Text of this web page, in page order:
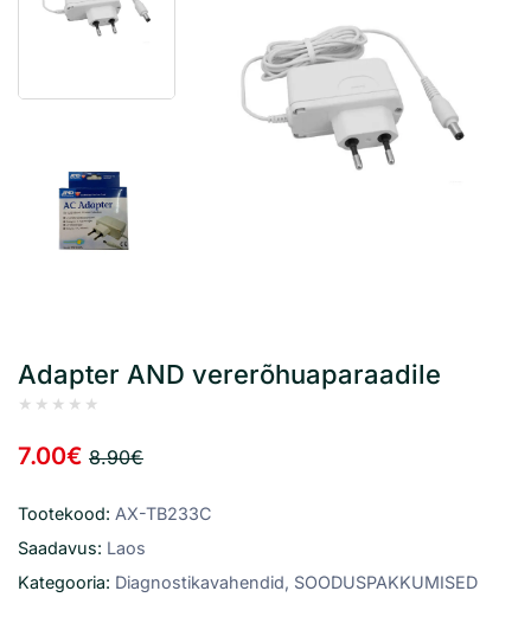
Adapter AND vererõhuaparaadile
7.00€ 8.90€
Tootekood: AX-TB233C
Saadavus: Laos
Kategooria: Diagnostikavahendid, SOODUSPAKKUMISED